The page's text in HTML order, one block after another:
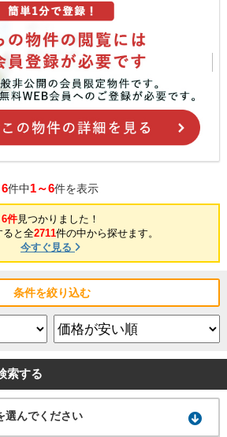
6件中1～6件を表示
6件見つかりました！
ると全2711件の中から探せます。
今すぐ見る
条件を絞り込む
索する
選んでください